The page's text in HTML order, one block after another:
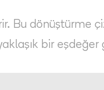
Bu dönüştürme
bir